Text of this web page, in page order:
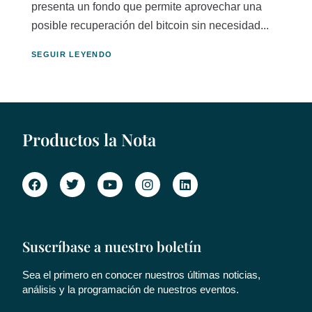
presenta un fondo que permite aprovechar una
posible recuperación del bitcoin sin necesidad...
SEGUIR LEYENDO
Productos la Nota
Suscríbase a nuestro boletín
Sea el primero en conocer nuestros últimas noticias,
análisis y la programación de nuestros eventos.